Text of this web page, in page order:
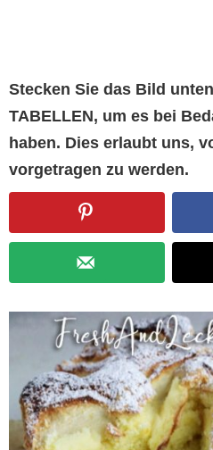
Stecken Sie das Bild
TABELLEN, um es bei
haben. Dies erlaubt uns,
vorgetragen zu werden.